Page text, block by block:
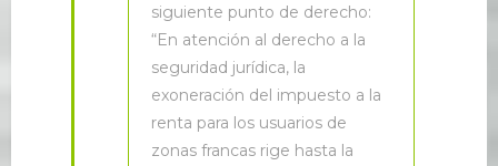
siguiente punto de derecho:
“En atención al derecho a la
seguridad jurídica, la
exoneración del impuesto a la
renta para los usuarios de
zonas francas rige hasta la